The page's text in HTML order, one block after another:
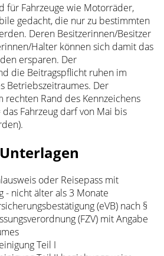
für Fahrzeuge wie Motorräder,
gedacht, die nur zu bestimmten
Deren Besitzerinnen/Besitzer
Halter können sich damit das
ersparen. Der
die Beitragspflicht ruhen im
Betriebszeitraumes. Der
rechten Rand des Kennzeichens
Fahrzeug darf von Mai bis
oder Reisepass mit
- nicht älter als 3 Monate
(eVB) nach §
(FZV) mit Angabe
Teil I